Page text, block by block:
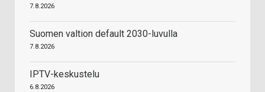
7.8.2026
Suomen valtion default 2030-luvulla
7.8.2026
IPTV-keskustelu
6.8.2026